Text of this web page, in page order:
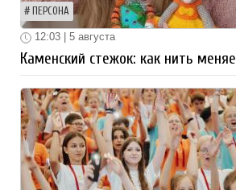
ПЕРСОНА
12:03 | 5 августа
Каменский стежок: как нить